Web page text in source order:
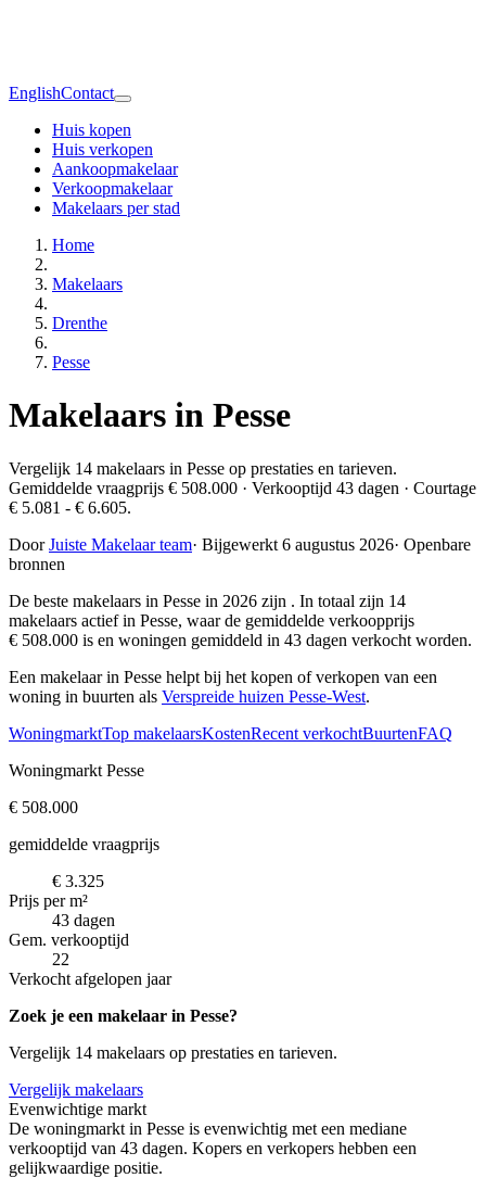
EnglishContact
Huis kopen
Huis verkopen
Aankoopmakelaar
Verkoopmakelaar
Makelaars per stad
Home
Makelaars
Drenthe
Pesse
Makelaars in Pesse
Vergelijk 14 makelaars in Pesse op prestaties en tarieven.
Gemiddelde vraagprijs € 508.000 · Verkooptijd 43 dagen · Courtage
€ 5.081 - € 6.605.
DoorJuiste Makelaar team· Bijgewerkt 6 augustus 2026· Openbare
bronnen
De beste makelaars in Pesse in 2026 zijn . In totaal zijn 14
makelaars actief in Pesse, waar de gemiddelde verkoopprijs
€ 508.000 is en woningen gemiddeld in 43 dagen verkocht worden.
Een makelaar in Pesse helpt bij het kopen of verkopen van een
woning in buurten als Verspreide huizen Pesse-West.
WoningmarktTop makelaarsKostenRecent verkochtBuurtenFAQ
Woningmarkt Pesse
€ 508.000
gemiddelde vraagprijs
€ 3.325
Prijs per m²
43 dagen
Gem. verkooptijd
22
Verkocht afgelopen jaar
Zoek je een makelaar in Pesse?
Vergelijk 14 makelaars op prestaties en tarieven.
Vergelijk makelaars
Evenwichtige markt
De woningmarkt in Pesse is evenwichtig met een mediane
verkooptijd van 43 dagen. Kopers en verkopers hebben een
gelijkwaardige positie.